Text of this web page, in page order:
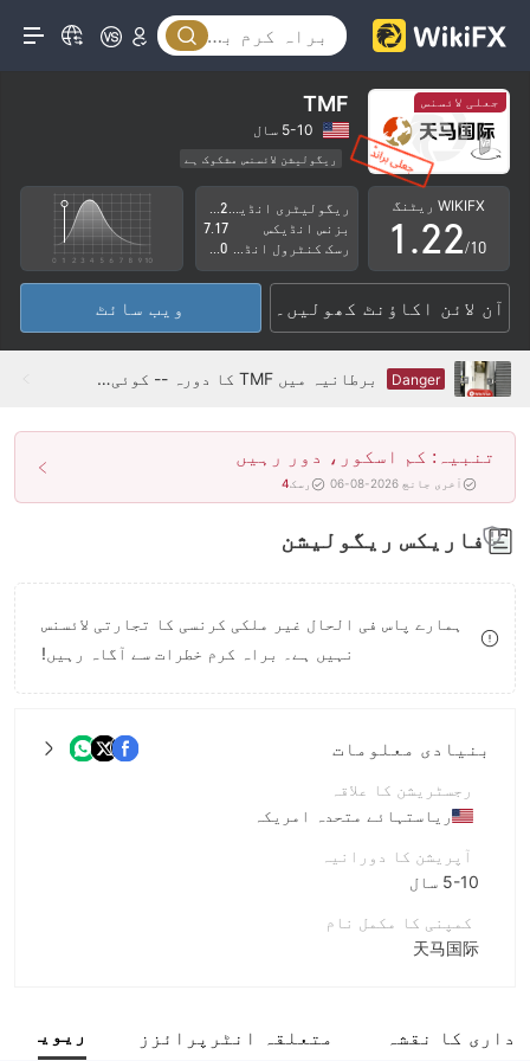
جعلی لائسنس TMF
5-10 سال
ریگولیشن لائسنس مشکوک ہے
کاروباری علاقے میں شبہات
قبرص ریگولیشن کا جعلی دعویٰ
اعلیٰ سطح کے خطرات WIKIFX ریٹنگ
0
1
2
3
4
5
6
8
9
.
0
1
2
3
4
5
6
7
8
9
0
1
2
3
4
5
6
7
8
9
/10
بزنس انڈیکس
7.17
آن لائن اکاؤنٹ کھولیں۔ ویب سائٹ
Danger برطانیہ میں TMF کا دورہ -- کوئی دفتر نہیں ملا
تنبیہ: کم اسکور، دور رہیں
آخری جانچ 2026-08-06 رسک4
فاریکس ریگولیشن
ہمارے پاس فی الحال غیر ملکی کرنسی کا تجارتی لائسنس
نہیں ہے۔ براہ کرم خطرات سے آگاہ رہیں!
بنیادی معلومات
رجسٹریشن کا علاقہ
ریاستہائے متحدہ امریکہ
آپریشن کا دورانیہ
5-10 سال
کمپنی کا مکمل نام
天马国际
داری کا نقشہ متعلقہ انٹرپرائزز ریویو